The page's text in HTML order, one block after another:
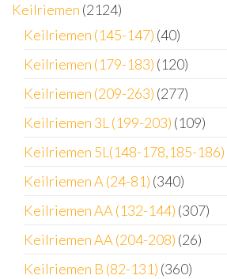
Keilriemen (2124)
Keilriemen (145-147) (40)
Keilriemen (179-183) (120)
Keilriemen (209-263) (277)
Keilriemen 3L (199-203) (109)
Keilriemen 5L(148-178,185-186)
Keilriemen A (24-81) (340)
Keilriemen AA (132-144) (307)
Keilriemen AA (204-208) (26)
Keilriemen B (82-131) (360)